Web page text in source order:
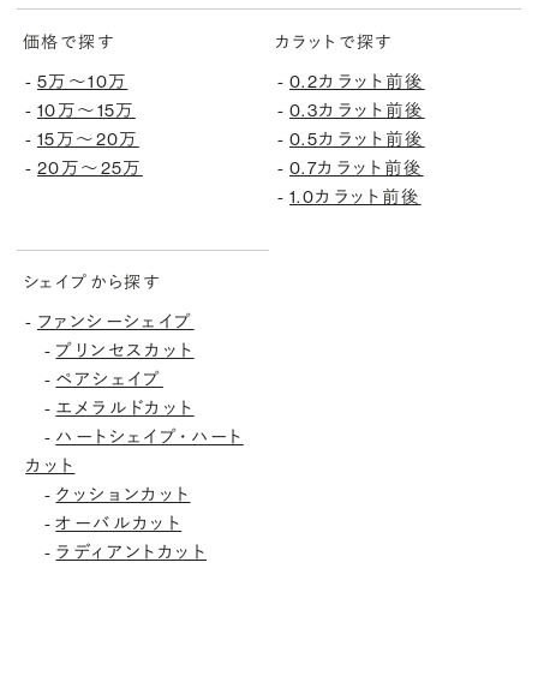
価格で探す
- 5万〜10万
- 10万〜15万
- 15万〜20万
- 20万〜25万
カラットで探す
- 0.2カラット前後
- 0.3カラット前後
- 0.5カラット前後
- 0.7カラット前後
- 1.0カラット前後
シェイプから探す
- ファンシーシェイプ
- プリンセスカット
- ペアシェイプ
- エメラルドカット
- ハートシェイプ・ハート
カット
- クッションカット
-オーバルカット
- ラディアントカット